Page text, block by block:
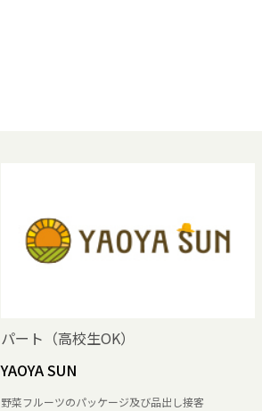
パート（高校生OK）
YAOYA SUN
野菜フルーツのパッケージ及び品出し接客